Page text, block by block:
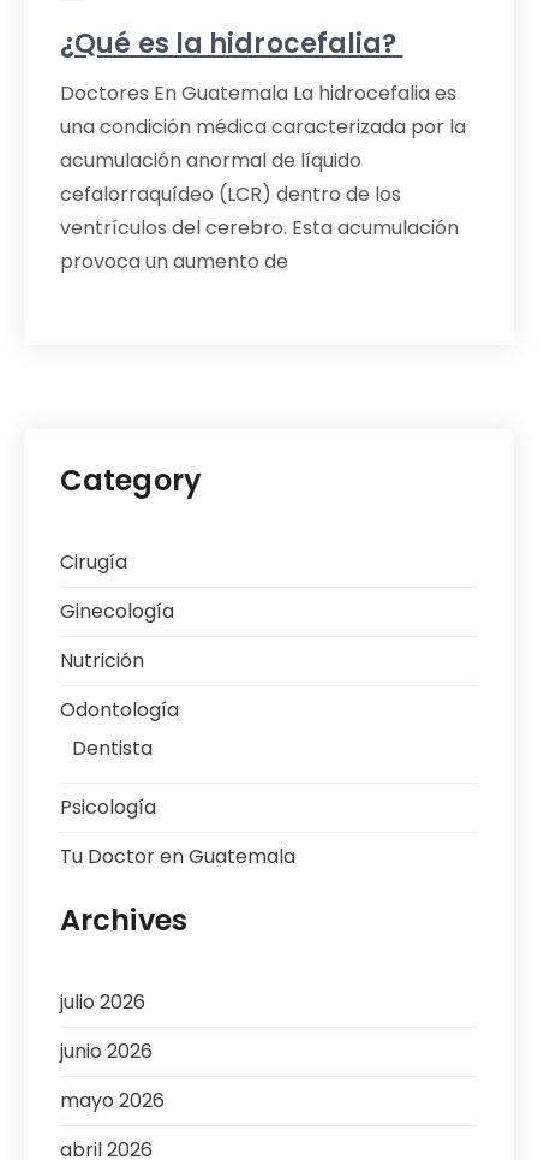
¿Qué es la hidrocefalia?
Doctores En Guatemala La hidrocefalia es
una condición médica caracterizada por la
acumulación anormal de líquido
cefalorraquídeo (LCR) dentro de los
ventrículos del cerebro. Esta acumulación
provoca un aumento de
Category
Cirugía
Ginecología
Nutrición
Odontología
Dentista
Psicología
Tu Doctor en Guatemala
Archives
julio 2026
junio 2026
mayo 2026
abril 2026